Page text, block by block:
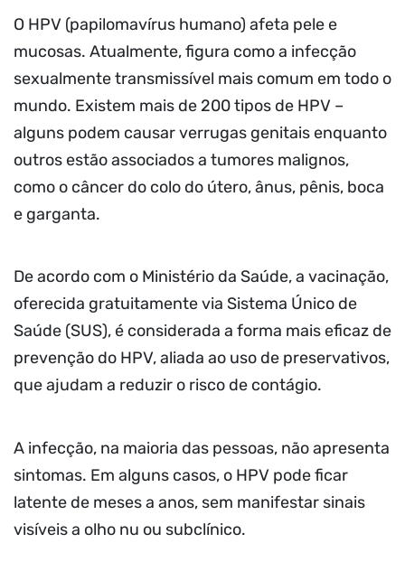
O HPV (papilomavírus humano) afeta pele e
mucosas. Atualmente, figura como a infecção
sexualmente transmissível mais comum em todo o
mundo. Existem mais de 200 tipos de HPV –
alguns podem causar verrugas genitais enquanto
outros estão associados a tumores malignos,
como o câncer do colo do útero, ânus, pênis, boca
e garganta.
De acordo com o Ministério da Saúde, a vacinação,
oferecida gratuitamente via Sistema Único de
Saúde (SUS), é considerada a forma mais eficaz de
prevenção do HPV, aliada ao uso de preservativos,
que ajudam a reduzir o risco de contágio.
A infecção, na maioria das pessoas, não apresenta
sintomas. Em alguns casos, o HPV pode ficar
latente de meses a anos, sem manifestar sinais
visíveis a olho nu ou subclínico.